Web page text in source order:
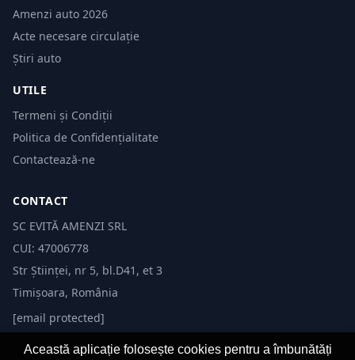
Amenzi auto 2026
Acte necesare circulație
Știri auto
UTILE
Termeni și Condiții
Politica de Confidențialitate
Contactează-ne
CONTACT
SC EVITĂ AMENZI SRL
CUI: 47006778
Str Științei, nr 5, bl.D41, et 3
Timișoara, România
[email protected]
Această aplicație folosește cookies pentru a îmbunătăți